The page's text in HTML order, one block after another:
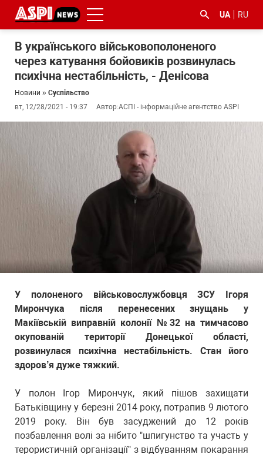
UA RU
В українського військовополоненого
через катування бойовиків розвинулась
психічна нестабільність, - Денісова
Новини » Суспільство
вт, 12/28/2021 - 19:37
Автор:АСПІ - інформаційне агентство ASPI
У полоненого військовослужбовця ЗСУ Ігоря
Мирончука після перенесених знущань у
Макіївській виправній колонії №32 на тимчасово
окупованій території Донецької області,
розвинулася психічна нестабільність. Стан його
здоров’я дуже тяжкий.
У полон Ігор Мирончук, який пішов захищати
Батьківщину у березні 2014 року, потрапив 9 лютого
2019 року. Він був засуджений до 12 років
позбавлення волі за нібито "шпигунство та участь у
терористичній організації" з відбуванням покарання
#ДФС #Київ #коронавірус